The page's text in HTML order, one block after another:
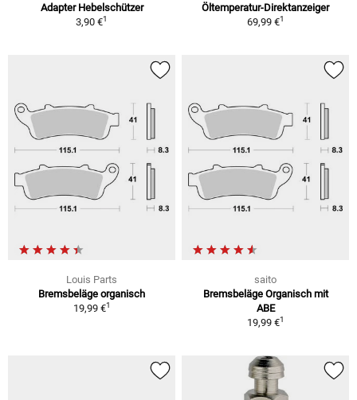
Adapter Hebelschützer
3,90 €1
Öltemperatur-Direktanzeiger
69,99 €1
Louis Parts
Bremsbeläge organisch
19,99 €1
saito
Bremsbeläge Organisch mit
ABE
19,99 €1